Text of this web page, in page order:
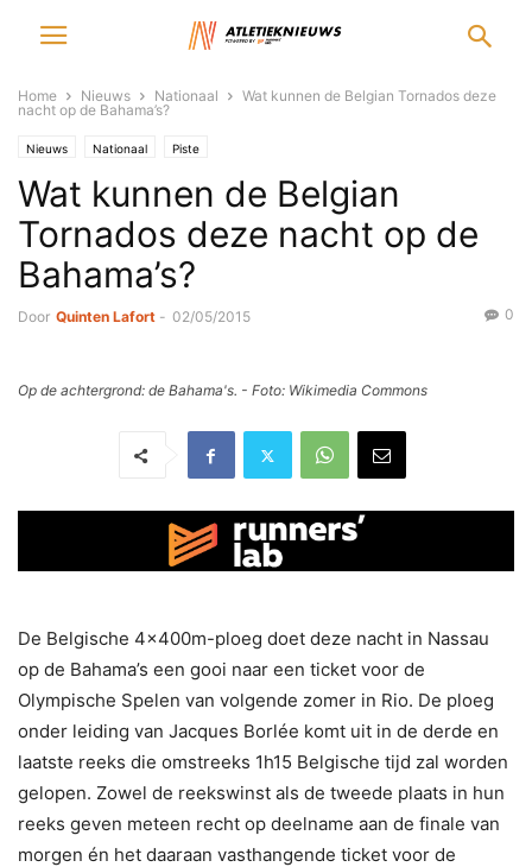
Home Nieuws Nationaal
Wat kunnen de Belgian Tornados deze
nacht op de Bahama’s?
Nieuws Nationaal Piste
Wat kunnen de Belgian
Tornados deze nacht op de
Bahama’s?
Door Quinten Lafort - 02/05/2015 0
Op de achtergrond: de Bahama's. - Foto: Wikimedia Commons
De Belgische 4x400m-ploeg doet deze nacht in Nassau
op de Bahama’s een gooi naar een ticket voor de
Olympische Spelen van volgende zomer in Rio. De ploeg
onder leiding van Jacques Borlée komt uit in de derde en
laatste reeks die omstreeks 1h15 Belgische tijd zal worden
gelopen. Zowel de reekswinst als de tweede plaats in hun
reeks geven meteen recht op deelname aan de finale van
morgen én het daaraan vasthangende ticket voor de